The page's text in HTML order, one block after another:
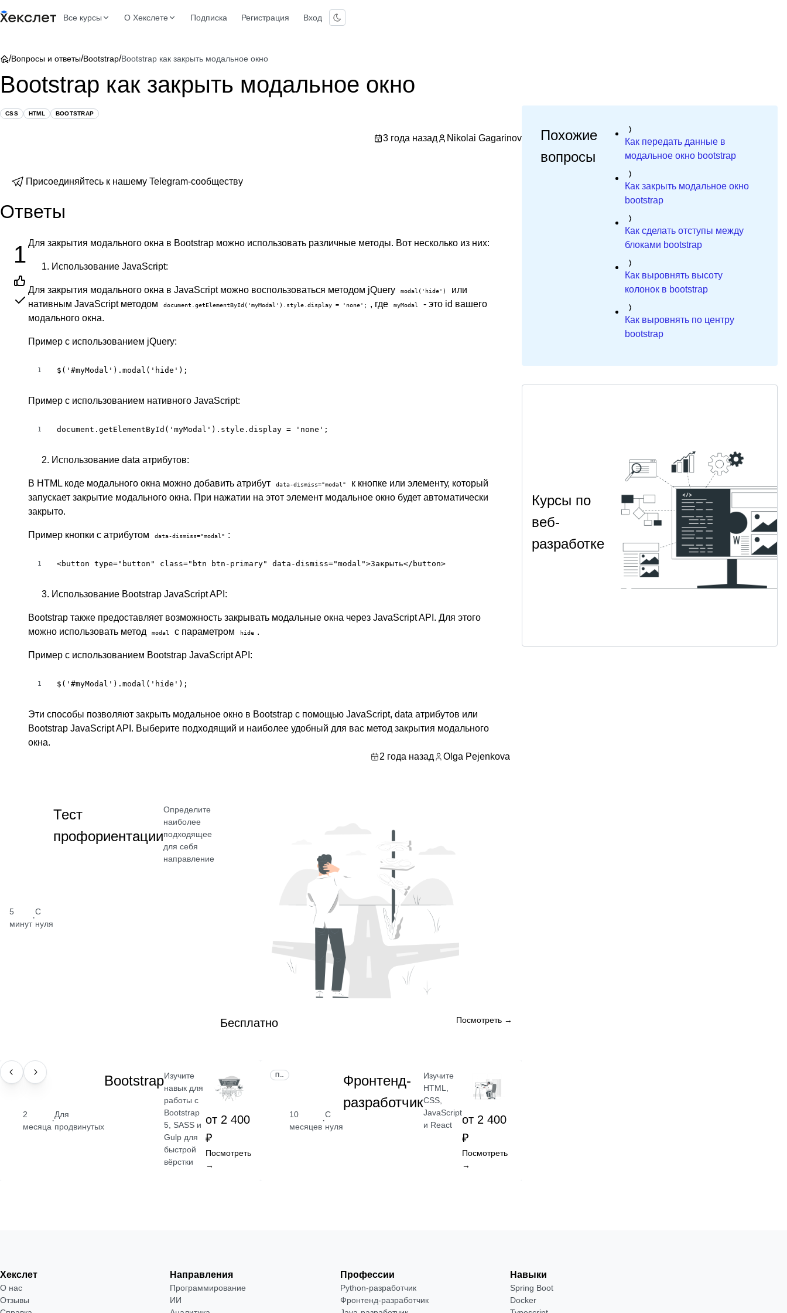
Все курсы О Хекслете Подписка Регистрация Вход
/Вопросы и ответы/Bootstrap/Bootstrap как закрыть модальное окно
Bootstrap как закрыть модальное окно
CSS HTML BOOTSTRAP
3 года назад Nikolai Gagarinov
Присоединяйтесь к нашему Telegram-сообществу
Ответы
1 Для закрытия модального окна в Bootstrap можно использовать различные методы. Вот несколько из них:
Использование JavaScript:
Для закрытия модального окна в JavaScript можно воспользоваться методом jQuery modal('hide')
или
нативным JavaScript методом
document.getElementById('myModal').style.display = 'none'; , где myModal
- это id вашего
модального окна.
Пример с использованием jQuery:
1 $('#myModal').modal('hide');
Пример с использованием нативного JavaScript:
1 document.getElementById('myModal').style.display = 'none';
Использование data атрибутов:
В HTML коде модального окна можно добавить атрибут data-dismiss="modal"
к кнопке или элементу, который
запускает закрытие модального окна. При нажатии на этот элемент модальное окно будет автоматически
закрыто.
Пример кнопки с атрибутом data-dismiss="modal" :
1 <button type="button" class="btn btn-primary" data-dismiss="modal">Закрыть</button>
Использование Bootstrap JavaScript API:
Bootstrap также предоставляет возможность закрывать модальные окна через JavaScript API. Для этого
можно использовать метод
modal с параметром hide .
Пример с использованием Bootstrap JavaScript API:
1 $('#myModal').modal('hide');
Эти способы позволяют закрыть модальное окно в Bootstrap с помощью JavaScript, data атрибутов или
Bootstrap JavaScript API. Выберите подходящий и наиболее удобный для вас метод закрытия модального
окна.
2 года назад
Olga Pejenkova
5
минут
·
С
нуля
Тест
профориентации
Определите
наиболее
подходящее
для себя
направление
Бесплатно Посмотреть →
НАВЫК
2
месяца
·
Для
продвинутых
BootstrapИзучите
навык для
работы с
Bootstrap
5, SASS и
Gulp для
быстрой
вёрстки
от 2 400
₽
Посмотреть
→
10
месяцев
·
С
нуля
Фронтенд-
разработчик
Изучите
HTML,
CSS,
JavaScript
и React
от 2 400
₽
Посмотреть
→
Похожие
вопросы
Как передать данные в
модальное окно bootstrap
Как закрыть модальное окно
bootstrap
Как сделать отступы между
блоками bootstrap
Как выровнять высоту
колонок в bootstrap
Как выровнять по центру
bootstrap
Курсы по
веб-
разработке
Хекслет
О нас
Отзывы
Направления
Программирование
ИИ
Профессии
Python-разработчик
Фронтенд-разработчик
Навыки
Spring Boot
Docker